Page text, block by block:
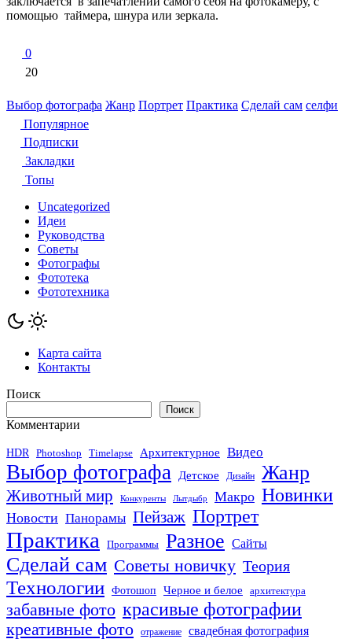
помощью таймера, шнура или зеркала.
0
20
Выбор фотографа Жанр Портрет Практика Сделай сам селфи
Популярное
Подписки
Закладки
Топы
Uncategorized
Идеи
Руководства
Советы
Фотографы
Фототека
Фототехника
Карта сайта
Контакты
Поиск
Поиск
Комментарии
HDR Photoshop Timelapse Архитектурное Видео
Выбор фотографа Детское Дизайн Жанр
Животный мир Конкуренты Лытдыбр Макро Новинки
Новости Панорамы Пейзаж Портрет
Практика Программы Разное Сайты
Сделай сам Советы новичку Теория
Технологии Фотошоп Черное и белое архитектура
забавные фото красивые фотографии
креативные фото отражение свадебная фотография